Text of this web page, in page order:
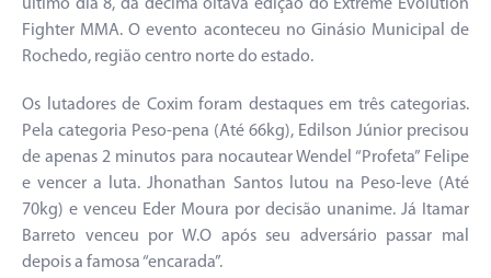
último dia 8, da décima oitava edição do Extreme Evolution
Fighter MMA. O evento aconteceu no Ginásio Municipal de
Rochedo, região centro norte do estado.
Os lutadores de Coxim foram destaques em três categorias.
Pela categoria Peso-pena (Até 66kg), Edilson Júnior precisou
de apenas 2 minutos para nocautear Wendel “Profeta” Felipe
e vencer a luta. Jhonathan Santos lutou na Peso-leve (Até
70kg) e venceu Eder Moura por decisão unanime. Já Itamar
Barreto venceu por W.O após seu adversário passar mal
depois a famosa “encarada”.